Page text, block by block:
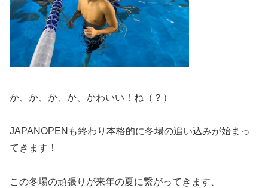
か、か、か、か、かわいい！ね（？）
JAPANOPENも終わり本格的に冬場の追い込みが始まっ
てきます！
この冬場の頑張りが来年の夏に繋がってきます、